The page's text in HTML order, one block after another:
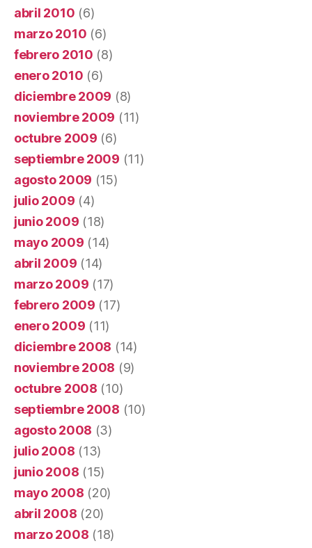
abril 2010 (6)
marzo 2010 (6)
febrero 2010 (8)
enero 2010 (6)
diciembre 2009 (8)
noviembre 2009 (11)
octubre 2009 (6)
septiembre 2009 (11)
agosto 2009 (15)
julio 2009 (4)
junio 2009 (18)
mayo 2009 (14)
abril 2009 (14)
marzo 2009 (17)
febrero 2009 (17)
enero 2009 (11)
diciembre 2008 (14)
noviembre 2008 (9)
octubre 2008 (10)
septiembre 2008 (10)
agosto 2008 (3)
julio 2008 (13)
junio 2008 (15)
mayo 2008 (20)
abril 2008 (20)
marzo 2008 (18)